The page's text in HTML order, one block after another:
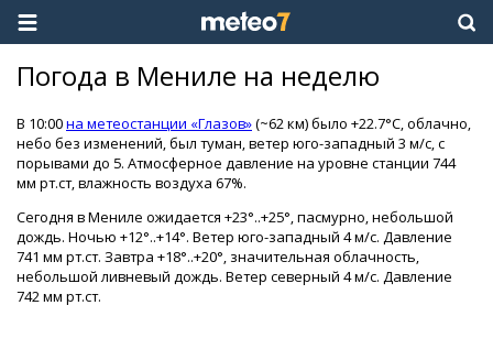
Погода в Мениле на неделю
В 10:00на метеостанции «Глазов»(~62 км) было +22.7°C, облачно,
небо без изменений, был туман, ветер юго-западный 3 м/с, с
порывами до 5. Атмосферное давление на уровне станции 744
мм рт.ст, влажность воздуха 67%.
Сегодня в Мениле ожидается +23°..+25°, пасмурно, небольшой
дождь. Ночью +12°..+14°. Ветер юго-западный 4 м/с. Давление
741 мм рт.ст. Завтра +18°..+20°, значительная облачность,
небольшой ливневый дождь. Ветер северный 4 м/с. Давление
742 мм рт.ст.